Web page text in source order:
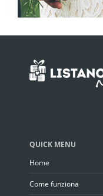
QUICK MENU
Home
Come funziona